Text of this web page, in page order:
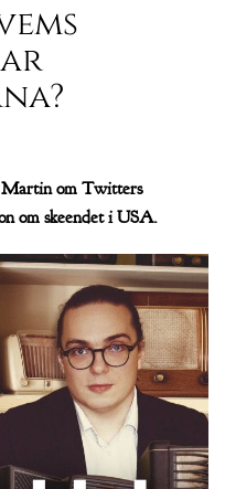
Martin om Twitters
om skeendet i USA.